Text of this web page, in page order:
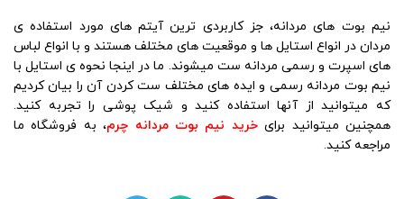
نیم بوت های مردانه، جز کاربردی ترین آیتم های مورد استفاده ی
مردان در انواع استایل ها و موقعیت های مختلف هستند و با انواع لباس
های اسپرت و رسمی مردانه ست میشوند. ما در اینجا نحوه ی استایل با
نیم بوت مردانه رسمی و ایده های مختلف ست کردن آن را بیان کردیم
که میتوانید از آنها استفاده کنید و شیک پوشی را تجربه کنید.
همچنین میتوانید برایخرید نیم بوت مردانه چرم، به فروشگاه ما
مراجعه کنید.